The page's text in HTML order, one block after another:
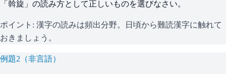
「斡旋」の読み方として正しいものを選びなさい。
ポイント: 漢字の読みは頻出分野。日頃から難読漢字に触れて
おきましょう。
例題2 （非言語）